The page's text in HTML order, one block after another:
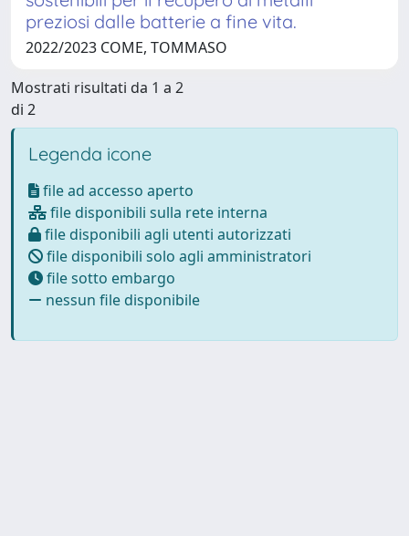
preziosi dalle batterie a fine vita.
2022/2023 COME, TOMMASO
Mostrati risultati da 1 a 2
di 2
Legenda icone
file ad accesso aperto
file disponibili sulla rete interna
file disponibili agli utenti autorizzati
file disponibili solo agli amministratori
file sotto embargo
nessun file disponibile